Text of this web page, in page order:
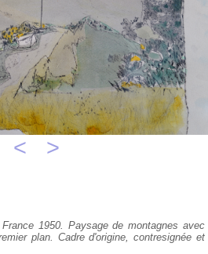
< >
1950. Paysage de montagnes avec
plan. Cadre d'origine, contresignée et